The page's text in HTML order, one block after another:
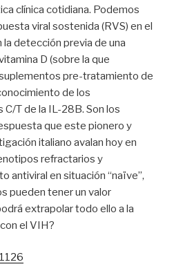
clínica cotidiana. Podemos
viral sostenida (RVS) en el
detección previa de una
D (sobre la que
pre-tratamiento de
de los
T de la IL-28B. Son los
que este pionero y
italiano avalan hoy en
refractarios y
antiviral en situación “naïve”,
pueden tener un valor
extrapolar todo ello a la
el VIH?